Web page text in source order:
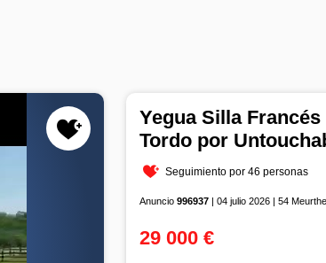
Yegua Silla Francés
Tordo por
Seguimiento por 46 personas
Anuncio996937 | 04 julio 2026 | 54
29 000 €